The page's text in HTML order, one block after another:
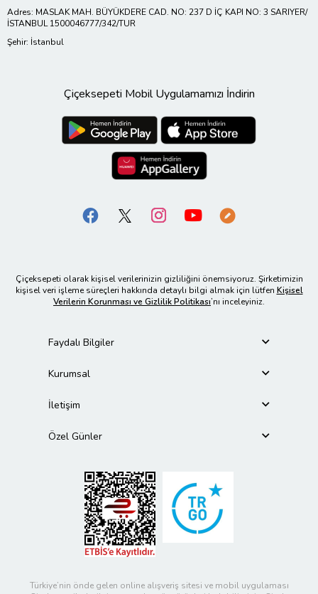
Adres: MASLAK MAH. BÜYÜKDERE CAD. NO: 237 D İÇ KAPI NO: 3 SARIYER/
İSTANBUL 1500046777/342/TUR
Şehir: İstanbul
Çiçeksepeti Mobil Uygulamamızı İndirin
Çiçeksepeti olarak kişisel verilerinizin gizliliğini önemsiyoruz. Şirketimizin
kişisel veri işleme süreçleri hakkında detaylı bilgi almak için lütfen Kişisel
Verilerin Korunması ve Gizlilik Politikası’nı inceleyiniz.
Faydalı Bilgiler
Kurumsal
İletişim
Özel Günler
Türkiye’nin önde gelen online alışveriş sitesi ve mobil uygulaması